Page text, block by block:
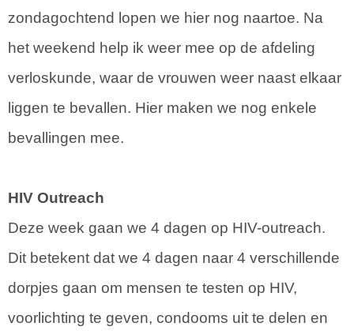
zondagochtend lopen we hier nog naartoe. Na
het weekend help ik weer mee op de afdeling
verloskunde, waar de vrouwen weer naast elkaar
liggen te bevallen. Hier maken we nog enkele
bevallingen mee.
HIV Outreach
Deze week gaan we 4 dagen op HIV-outreach.
Dit betekent dat we 4 dagen naar 4 verschillende
dorpjes gaan om mensen te testen op HIV,
voorlichting te geven, condooms uit te delen en